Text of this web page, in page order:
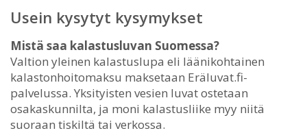
Usein kysytyt kysymykset
Mistä saa kalastusluvan Suomessa?
Valtion yleinen kalastuslupa eli läänikohtainen
kalastonhoitomaksu maksetaan Eräluvat.fi-
palvelussa. Yksityisten vesien luvat ostetaan
osakaskunnilta, ja moni kalastusliike myy niitä
suoraan tiskiltä tai verkossa.